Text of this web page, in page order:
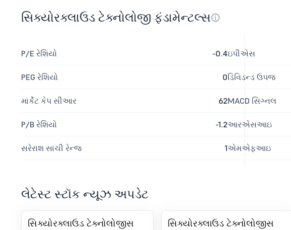
સિક્યોરક્લાઉડ ટેક્નોલોજી ફંડામેન્ટલ્સ
P/E રેશિયો -0.4
PEG રેશિયો 0
માર્કેટ કેપ સીઆર 62
P/B રેશિયો -1.2
સરેરાશ સાચી રેન્જ 1
ઇપીએસ
ડિવિડન્ડ ઉપજ
MACD સિગ્નલ
આરએસઆઇ
એમએફઆઇ
લેટેસ્ટ સ્ટૉક ન્યૂઝ અપડેટ
સિક્યોરક્લાઉડ ટેક્નોલોજીસ
સિક્યોરક્લાઉડ ટેક્નોલોજીસ